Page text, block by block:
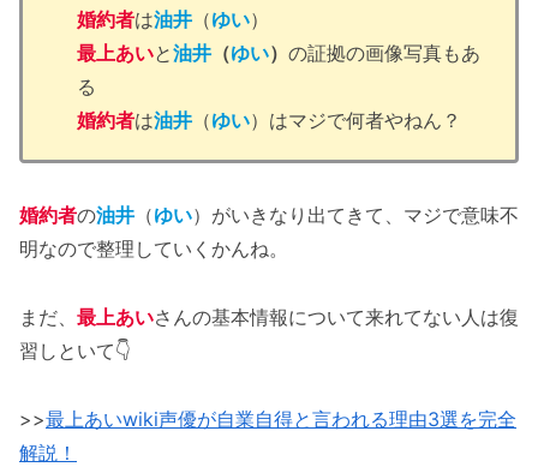
婚約者は油井 （ゆい）
最上あいと油井 （ゆい）の証拠の画像写真もあ
る
婚約者は油井 （ゆい）はマジで何者やねん？
婚約者の油井 （ゆい）がいきなり出てきて、マジで意味不
明なので整理していくかんね。
まだ、 最上あいさんの基本情報について来れてない人は復
習しといて👇
>>最上あいwiki声優が自業自得と言われる理由3選を完全
解説！